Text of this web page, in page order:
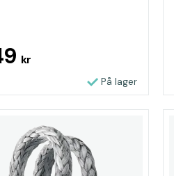
kr
På lager